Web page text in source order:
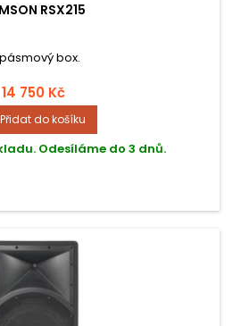
RSX215
box.
14 750 Kč
Přidat do košíku
Odesíláme do 3 dnů.